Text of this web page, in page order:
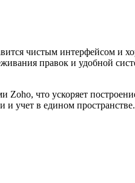
чистым интерфейсом и
правок и удобной
что ускоряет
учет в едином